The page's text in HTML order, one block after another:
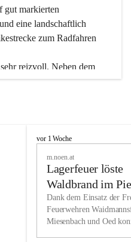
gut markierten
eine landschaftlich
zum Radfahren
reizvoll. Neben dem
nahe gelegenen Unterberg
die zum Schifahren oder
Sie in Miesenbach sowie
Gaststätten und urigen
und liebenswerten Ort.
ebenso groß geschrieben
M
h
vor 1 Woche
m.noen.at
Lagerfeuer löste
Waldbrand im
aus
Dank dem Einsatz der
Feuerwehren
Miesenbach und Oed